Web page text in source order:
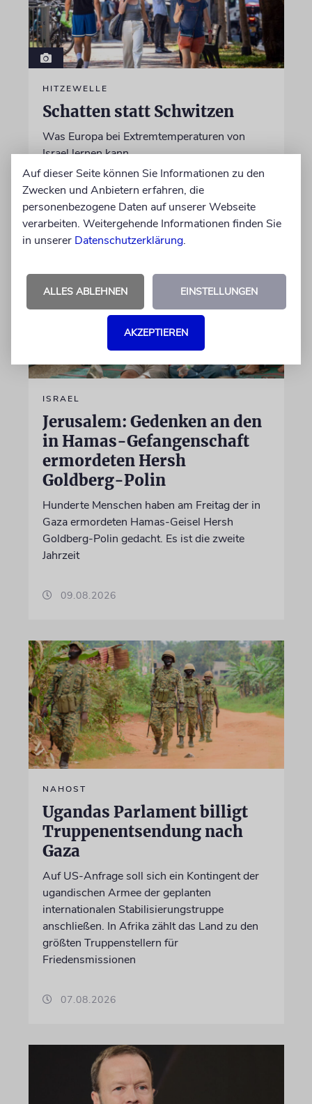
HITZEWELLE
Schatten statt Schwitzen
Was Europa bei Extremtemperaturen von
Israel lernen kann
von Markus Ponweiser
09.08.2026
ISRAEL
Jerusalem: Gedenken an den
in Hamas-Gefangenschaft
ermordeten Hersh
Goldberg-Polin
Hunderte Menschen haben am Freitag der in
Gaza ermordeten Hamas-Geisel Hersh
Goldberg-Polin gedacht. Es ist die zweite
Jahrzeit
09.08.2026
NAHOST
Ugandas Parlament billigt
Truppenentsendung nach
Gaza
Auf US-Anfrage soll sich ein Kontingent der
ugandischen Armee der geplanten
internationalen Stabilisierungstruppe
anschließen. In Afrika zählt das Land zu den
größten Truppenstellern für
Friedensmissionen
07.08.2026
Auf dieser Seite können Sie Informationen zu den
Zwecken und Anbietern erfahren, die
personenbezogene Daten auf unserer Webseite
verarbeiten. Weitergehende Informationen finden Sie
in unserer Datenschutzerklärung.
ALLES ABLEHNEN EINSTELLUNGEN
AKZEPTIEREN